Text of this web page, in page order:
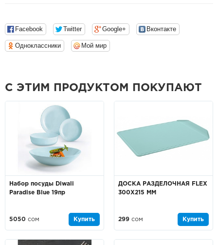
Facebook Twitter Google+ Вконтакте
Одноклассники Мой мир
С ЭТИМ ПРОДУКТОМ ПОКУПАЮТ
Набор посуды Diwali
Paradise Blue 19пр
5050 сом Купить
ДОСКА РАЗДЕЛОЧНАЯ FLEX
300Х215 ММ
299 сом Купить